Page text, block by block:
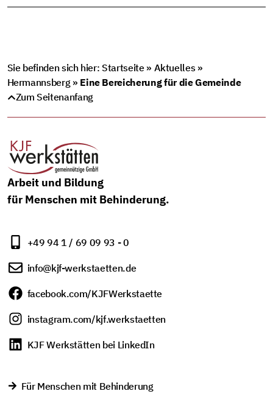
Sie befinden sich hier: Startseite» Aktuelles»
Hermannsberg» Eine Bereicherung für die Gemeinde
Zum Seitenanfang
Arbeit und Bildung
für Menschen mit Behinderung.
+49 94 1 / 69 09 93 - 0
info@kjf-werkstaetten.de
facebook.com/KJFWerkstaette
instagram.com/kjf.werkstaetten
KJF Werkstätten bei LinkedIn
Für Menschen mit Behinderung